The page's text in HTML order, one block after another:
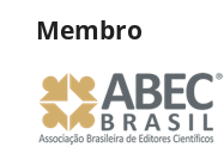
Membro